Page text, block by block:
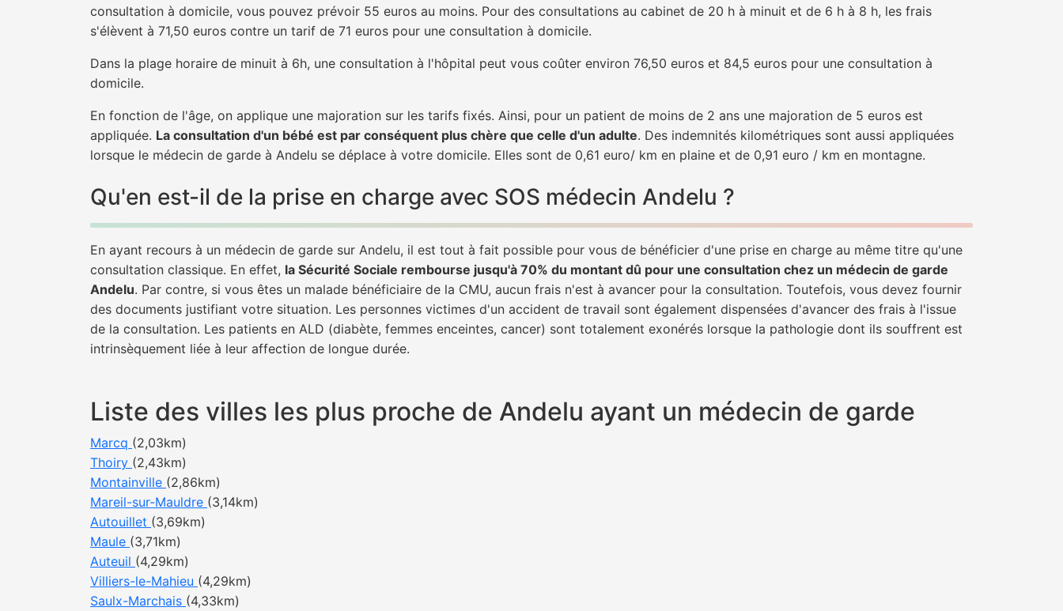
consultation à domicile, vous pouvez prévoir 55 euros au moins. Pour des consultations au cabinet de 20 h à minuit et de 6 h à 8 h, les frais
s'élèvent à 71,50 euros contre un tarif de 71 euros pour une consultation à domicile.
Dans la plage horaire de minuit à 6h, une consultation à l'hôpital peut vous coûter environ 76,50 euros et 84,5 euros pour une consultation à
domicile.
En fonction de l'âge, on applique une majoration sur les tarifs fixés. Ainsi, pour un patient de moins de 2 ans une majoration de 5 euros est
appliquée. La consultation d'un bébé est par conséquent plus chère que celle d'un adulte. Des indemnités kilométriques sont aussi appliquées
lorsque le médecin de garde à Andelu se déplace à votre domicile. Elles sont de 0,61 euro/ km en plaine et de 0,91 euro / km en montagne.
Qu'en est-il de la prise en charge avec SOS médecin Andelu ?
En ayant recours à un médecin de garde sur Andelu, il est tout à fait possible pour vous de bénéficier d'une prise en charge au même titre qu'une
consultation classique. En effet, la Sécurité Sociale rembourse jusqu'à 70% du montant dû pour une consultation chez un médecin de garde
Andelu. Par contre, si vous êtes un malade bénéficiaire de la CMU, aucun frais n'est à avancer pour la consultation. Toutefois, vous devez fournir
des documents justifiant votre situation. Les personnes victimes d'un accident de travail sont également dispensées d'avancer des frais à l'issue
de la consultation. Les patients en ALD (diabète, femmes enceintes, cancer) sont totalement exonérés lorsque la pathologie dont ils souffrent est
intrinsèquement liée à leur affection de longue durée.
Liste des villes les plus proche de Andelu ayant un médecin de garde
Marcq (2,03km)
Thoiry (2,43km)
Montainville (2,86km)
Mareil-sur-Mauldre (3,14km)
Autouillet (3,69km)
Maule (3,71km)
Auteuil (4,29km)
Villiers-le-Mahieu (4,29km)
Saulx-Marchais (4,33km)